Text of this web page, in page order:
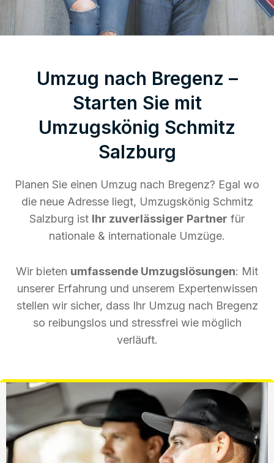
Umzug nach Bregenz –
Starten Sie mit
Umzugskönig Schmitz
Salzburg
Planen Sie einen Umzug nach Bregenz? Egal wo
die neue Adresse liegt, Umzugskönig Schmitz
Salzburg ist Ihr zuverlässiger Partner für
nationale & internationale Umzüge.
Wir bieten umfassende Umzugslösungen: Mit
unserer Erfahrung und unserem Expertenwissen
stellen wir sicher, dass Ihr Umzug nach Bregenz
so reibungslos und stressfrei wie möglich
verläuft.